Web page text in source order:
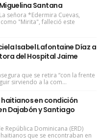
Santana
señora *Edermira Cuevas,
"Mirita", falleció este
Isabel Lafontaine Díaz a
del Hospital Jaime
que se retira “con la frente
sirviendo a la com...
haitianos en condición
Dajabón y Santiago
República Dominicana (ERD)
que se encontraban en